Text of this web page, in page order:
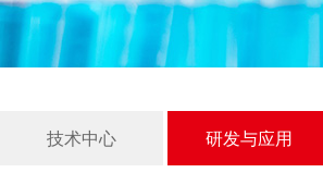
技术中心 研发与应用